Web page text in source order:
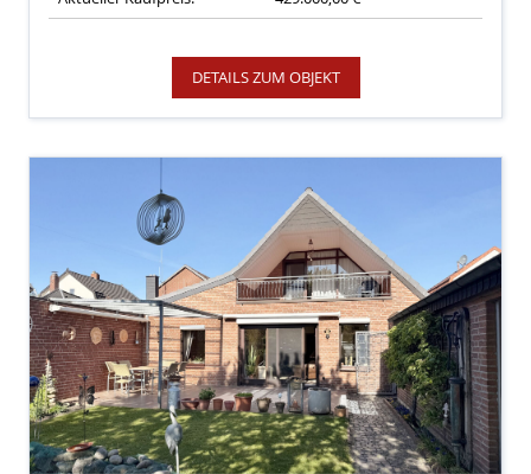
DETAILS ZUM OBJEKT